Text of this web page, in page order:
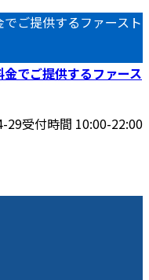
ご提供するファースト
29受付時間 10:00-22:00